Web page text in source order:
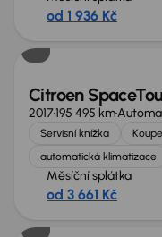
od 1 936 Kč
Zlevněno o 25 000 Kč
Citroen
2017195 495 km
Servisní knížka
automatická klimatizace
Měsíční splátka
od 3 661 Kč
Zlevněno o 10 000 Kč